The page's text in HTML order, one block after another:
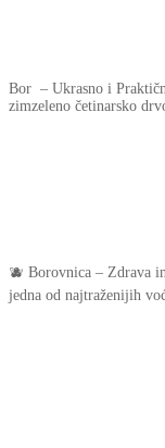
Bor – Ukrasno i
zimzeleno četinarsko
🫐 Borovnica – Zdrava
jedna od najtraženijih